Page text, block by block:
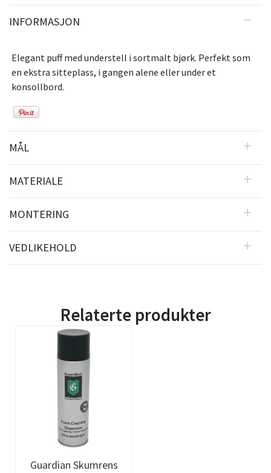
INFORMASJON
Elegant puff med understell i sortmalt bjørk. Perfekt som
en ekstra sitteplass, i gangen alene eller under et
konsollbord.
MÅL
MATERIALE
MONTERING
VEDLIKEHOLD
Relaterte produkter
Guardian Skumrens